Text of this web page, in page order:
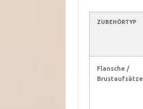
ZUBEHÖRTYP
Flansche /
Brustaufsätze